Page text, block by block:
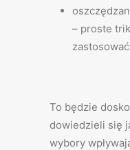
– proste
zastosować
To będzie
dowiedzieli się
wybory